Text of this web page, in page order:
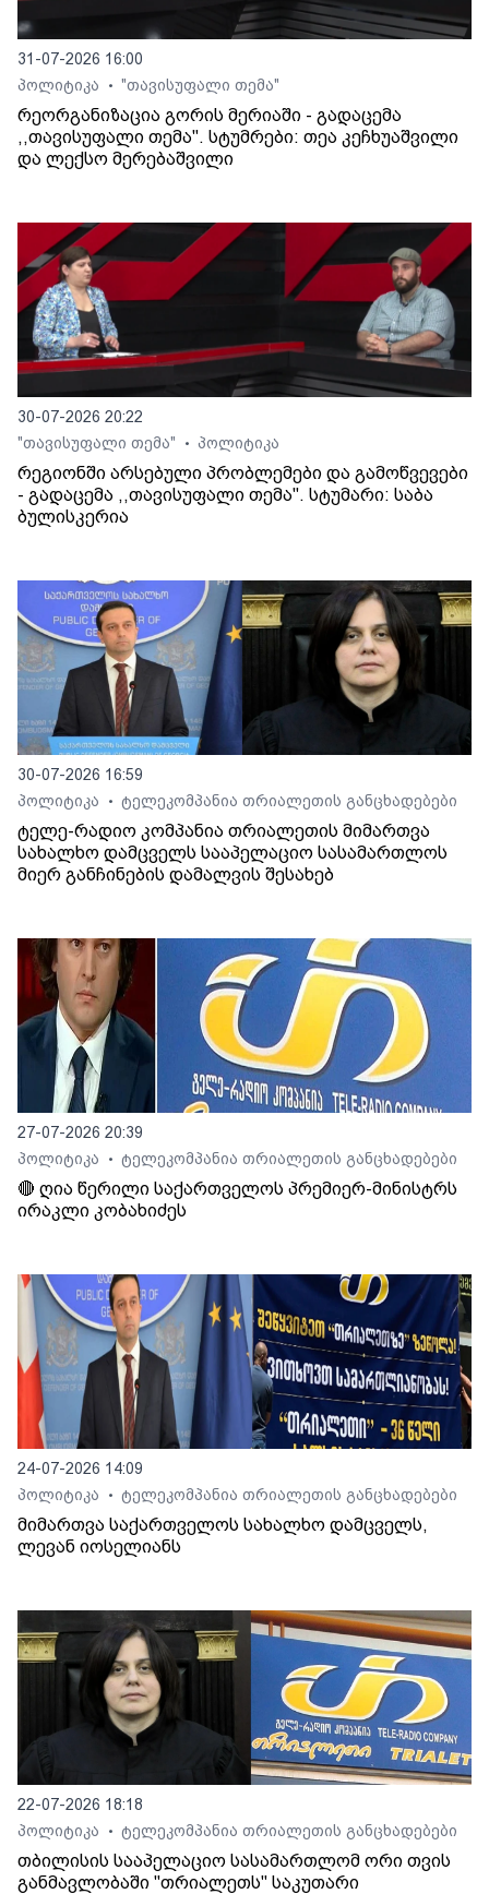
31-07-2026 16:00
პოლიტიკა
• "თავისუფალი თემა"
რეორგანიზაცია გორის მერიაში - გადაცემა
,,თავისუფალი თემა". სტუმრები: თეა კეჩხუაშვილი
და ლექსო მერებაშვილი
30-07-2026 20:22
"თავისუფალი თემა"
• პოლიტიკა
რეგიონში არსებული პრობლემები და გამოწვევები
- გადაცემა ,,თავისუფალი თემა". სტუმარი: საბა
ბულისკერია
30-07-2026 16:59
პოლიტიკა
• ტელეკომპანია თრიალეთის განცხადებები
ტელე-რადიო კომპანია თრიალეთის მიმართვა
სახალხო დამცველს სააპელაციო სასამართლოს
მიერ განჩინების დამალვის შესახებ
27-07-2026 20:39
პოლიტიკა
• ტელეკომპანია თრიალეთის განცხადებები
🔴 ღია წერილი საქართველოს პრემიერ-მინისტრს
ირაკლი კობახიძეს
24-07-2026 14:09
პოლიტიკა
• ტელეკომპანია თრიალეთის განცხადებები
მიმართვა საქართველოს სახალხო დამცველს,
ლევან იოსელიანს
22-07-2026 18:18
პოლიტიკა
• ტელეკომპანია თრიალეთის განცხადებები
თბილისის სააპელაციო სასამართლომ ორი თვის
განმავლობაში "თრიალეთს" საკუთარი